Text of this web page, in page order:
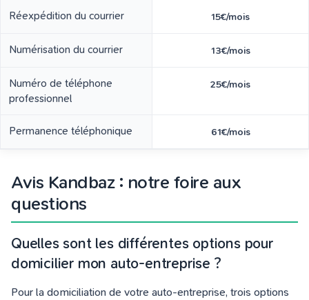
Réexpédition du courrier 15€/mois
Numérisation du courrier 13€/mois
Numéro de téléphone
professionnel
25€/mois
Permanence téléphonique 61€/mois
Avis Kandbaz : notre foire aux
questions
Quelles sont les différentes options pour
domicilier mon auto-entreprise ?
Pour la domiciliation de votre auto-entreprise, trois options